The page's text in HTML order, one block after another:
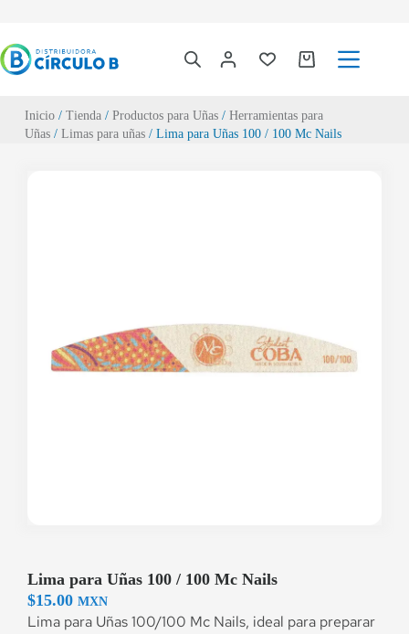
Inicio/ Tienda/ Productos para Uñas/ Herramientas para
Uñas/ Limas para uñas/ Lima para Uñas 100 / 100 Mc Nails
Lima para Uñas 100 / 100 Mc Nails
$15.00 MXN
Lima para Uñas 100/100 Mc Nails, ideal para preparar